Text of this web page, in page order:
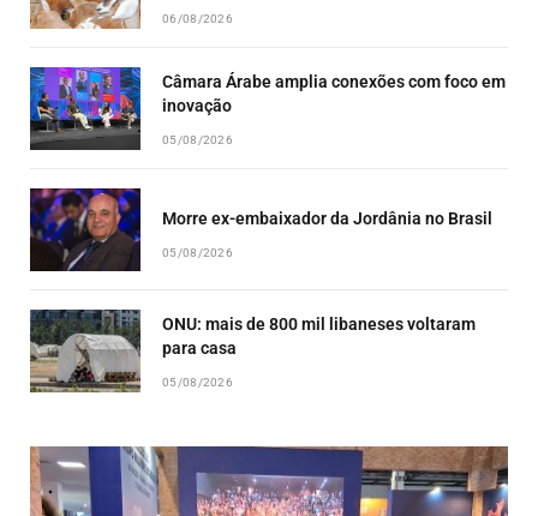
06/08/2026
Câmara Árabe amplia conexões com foco em
inovação
05/08/2026
Morre ex-embaixador da Jordânia no Brasil
05/08/2026
ONU: mais de 800 mil libaneses voltaram
para casa
05/08/2026